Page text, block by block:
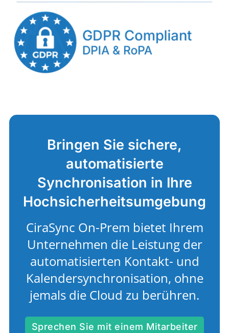
Bringen Sie sichere,
automatisierte
Synchronisation in Ihre
Hochsicherheitsumgebung
CiraSync On-Prem bietet Ihrem
Unternehmen die Leistung der
automatisierten Kontakt- und
Kalendersynchronisation, ohne
jemals die Cloud zu berühren.
Sprechen Sie mit einem Mitarbeiter